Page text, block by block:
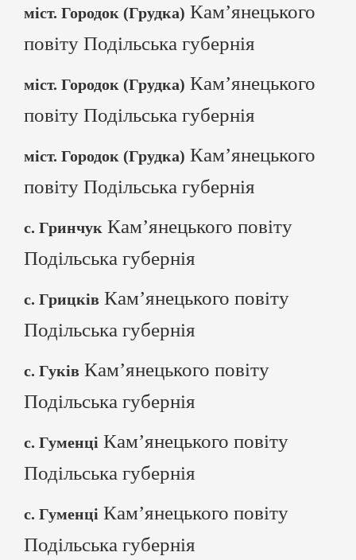
міст. Городок (Грудка) Кам’янецького
повіту Подільська губернія
міст. Городок (Грудка) Кам’янецького
повіту Подільська губернія
міст. Городок (Грудка) Кам’янецького
повіту Подільська губернія
с. Гринчук Кам’янецького повіту
Подільська губернія
с. Грицків Кам’янецького повіту
Подільська губернія
с. Гуків Кам’янецького повіту
Подільська губернія
с. Гуменці Кам’янецького повіту
Подільська губернія
с. Гуменці Кам’янецького повіту
Подільська губернія